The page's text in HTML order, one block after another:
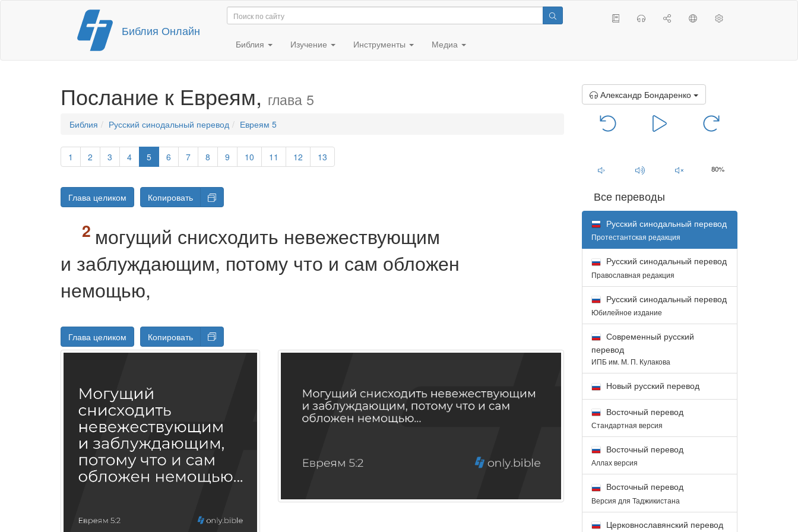
Перейти
содержимому
Библия Онлайн
Библия Изучение Инструменты Медиа
Послание к Евреям, глава 5
Библия Русский синодальный перевод Евреям 5
1 2 3 4 5 6 7 8 9 10 11 12 13
Глава целиком Копировать
могущий снисходить невежествующим
и заблуждающим, потому что и сам обложен
немощью,
Глава целиком Копировать
Александр Бондаренко
80%
Все переводы
Русский синодальный перевод
Протестантская редакция
Русский синодальный перевод
Православная редакция
Русский синодальный перевод
Юбилейное издание
Современный русский
перевод
ИПБ им. М. П. Кулакова
Новый русский перевод
Восточный перевод
Стандартная версия
Восточный перевод
Аллах версия
Восточный перевод
Версия для Таджикистана
Церковнославянский перевод